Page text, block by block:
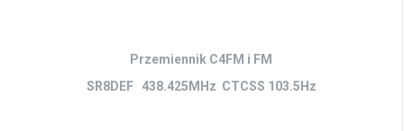
Przemiennik C4FM i FM
SR8DEF 438.425MHz CTCSS 103.5Hz